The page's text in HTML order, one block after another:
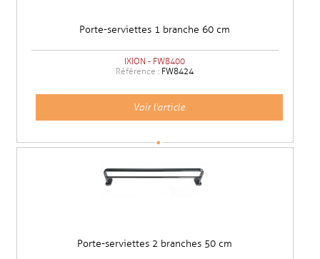
Porte-serviettes 1 branche 60 cm
IXION - FW8400
Référence : FW8424
Voir l'article
Porte-serviettes 2 branches 50 cm